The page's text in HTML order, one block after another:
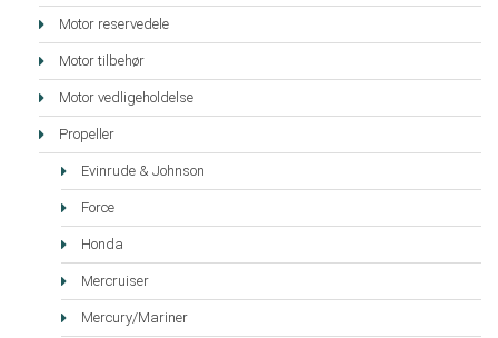
Motor reservedele
Motor tilbehør
Motor vedligeholdelse
Propeller
Evinrude & Johnson
Force
Honda
Mercruiser
Mercury/Mariner